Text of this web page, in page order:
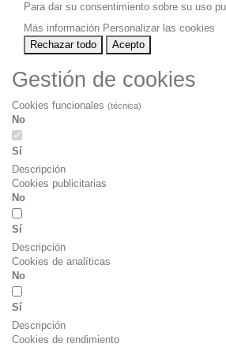
Para dar su consentimiento sobre su uso
Más información Personalizar las cookies
Rechazar todo
Acepto
Gestión de cookies
Cookies funcionales (técnica)
No
Sí
Descripción
Cookies publicitarias
No
Sí
Descripción
Cookies de analíticas
No
Sí
Descripción
Cookies de rendimiento